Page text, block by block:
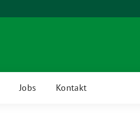
Jobs Kontakt